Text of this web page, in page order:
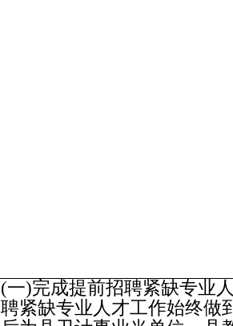
(一)完成提前招聘紧缺专业
聘紧缺专业人才工作始终做